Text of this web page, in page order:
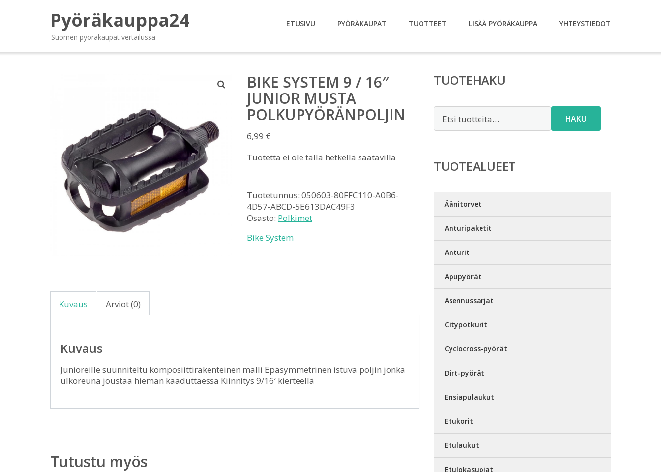
Pyöräkauppa24
Suomen pyöräkaupat vertailussa
ETUSIVU PYÖRÄKAUPAT TUOTTEET LISÄÄ PYÖRÄKAUPPA YHTEYSTIEDOT
BIKE SYSTEM 9 / 16″
JUNIOR MUSTA
POLKUPYÖRÄNPOLJIN
6,99 €
Tuotetta ei ole tällä hetkellä saatavilla
Tuotetunnus: 050603-80FFC110-A0B6-
4D57-ABCD-5E613DAC49F3
Osasto: Polkimet
Bike System
Kuvaus Arviot (0)
Kuvaus
Junioreille suunniteltu komposiittirakenteinen malli Epäsymmetrinen istuva poljin jonka
ulkoreuna joustaa hieman kaaduttaessa Kiinnitys 9/16′ kierteellä
Tutustu myös
TUOTEHAKU
HAKU
TUOTEALUEET
Äänitorvet
Anturipaketit
Anturit
Apupyörät
Asennussarjat
Citypotkurit
Cyclocross-pyörät
Dirt-pyörät
Ensiapulaukut
Etukorit
Etulaukut
Etulokasuojat